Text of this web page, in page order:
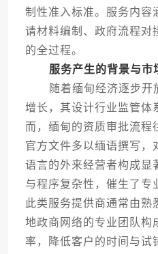
制性准入标准。服务内容
请材料编制、政府流程对
的全过程。
服务产生的背景与市
随着缅甸经济逐步开
增长，其设计行业监管体
而，缅甸的资质审批流程
官方文件多以缅语撰写，
语言的外来经营者构成显
与程序复杂性，催生了专
此类服务提供商通常由熟
地政商网络的专业团队构
率，降低客户的时间与试